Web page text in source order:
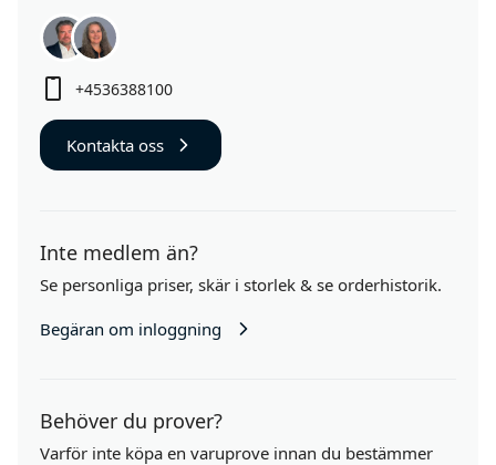
+4536388100
Kontakta oss
Inte medlem än?
Se personliga priser, skär i storlek & se orderhistorik.
Begäran om inloggning
Behöver du prover?
Varför inte köpa en varuprove innan du bestämmer